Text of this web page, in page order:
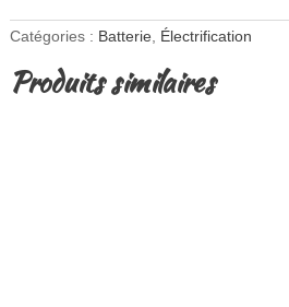
-
936Wh
Pmax
Catégories : Batterie, Électrification
Produits similaires